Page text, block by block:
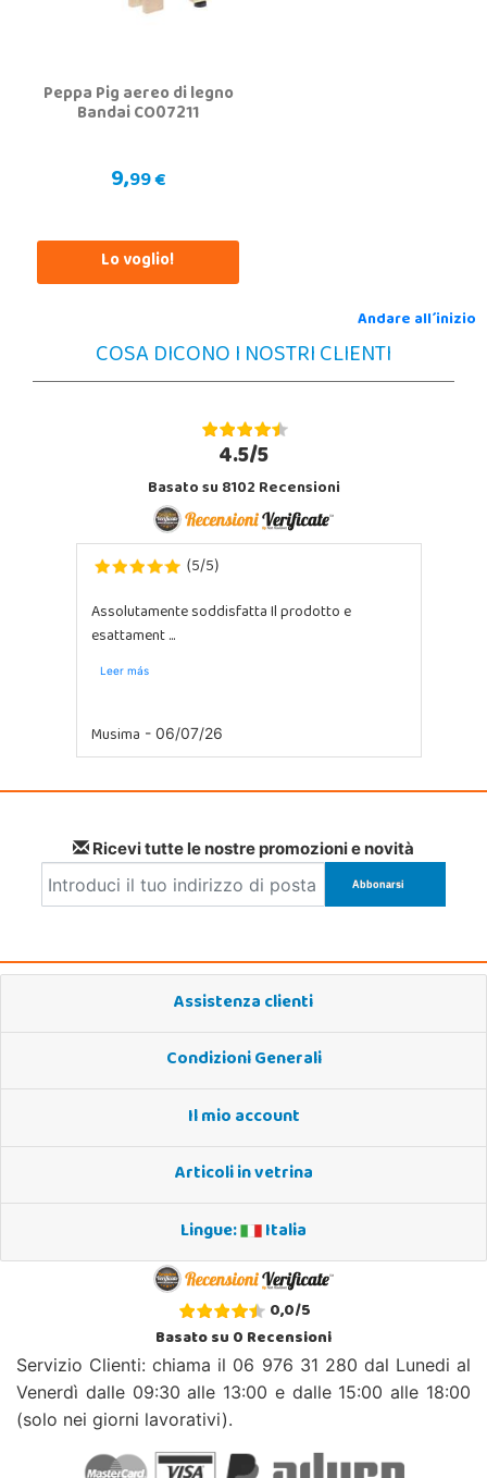
Peppa Pig aereo di legno
Bandai CO07211
9,99 €
Lo voglio!
Andare all´inizio
COSA DICONO I NOSTRI CLIENTI
4.5/5
Basato su 8102 Recensioni
(5/5)
Assolutamente soddisfatta Il prodotto e
esattament ...
Leer más
Musima - 06/07/26
Ricevi tutte le nostre promozioni e novità
Assistenza clienti
Condizioni Generali
Il mio account
Articoli in vetrina
Lingue:
Italia
0,0/5
Basato su0Recensioni
Servizio Clienti: chiama il 06 976 31 280 dal Lunedi al
Venerdì dalle 09:30 alle 13:00 e dalle 15:00 alle 18:00
(solo nei giorni lavorativi).